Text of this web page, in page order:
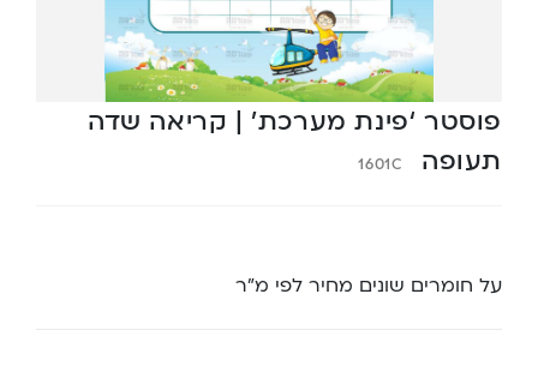
פוסטר ‘פינת מערכת’ | קריאה שדה
תעופה
1601C
על חומרים שונים מחיר לפי מ”ר